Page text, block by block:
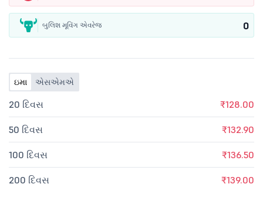
બુલિશ મૂવિંગ એવરેજ 0
ઇમા એસએમએ
20 દિવસ ₹128.00
50 દિવસ ₹132.90
100 દિવસ ₹136.50
200 દિવસ ₹139.00